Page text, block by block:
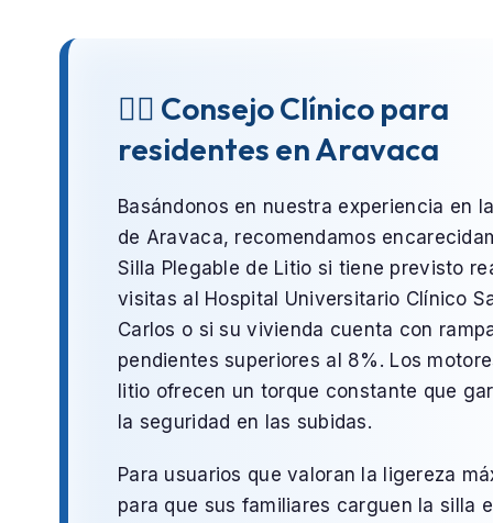
👨‍⚕️ Consejo Clínico para
residentes en Aravaca
Basándonos en nuestra experiencia en
de Aravaca, recomendamos
Silla Plegable de Litio si tiene previsto
visitas al Hospital Universitario Clínico
Carlos o si su vivienda cuenta con
pendientes superiores al 8%. Los
litio ofrecen un torque constante que
la seguridad en las subidas.
Para usuarios que valoran la ligereza
para que sus familiares carguen la silla